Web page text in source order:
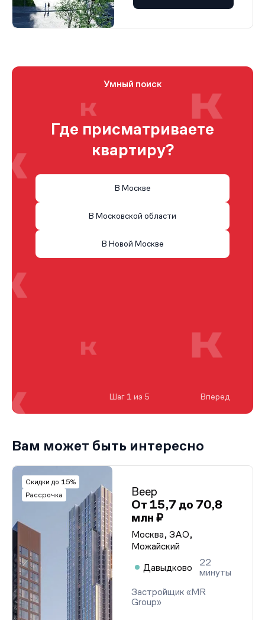
Умный поиск
Где присматриваете
квартиру?
В Москве
В Московской области
В Новой Москве
Шаг 1 из 5 Вперед
Вам может быть интересно
Скидки до 15%
Рассрочка
Веер
От 15,7 до 70,8
млн ₽
Москва, ЗАО,
Можайский
Давыдково
22
минуты
Застройщик «MR
Group»